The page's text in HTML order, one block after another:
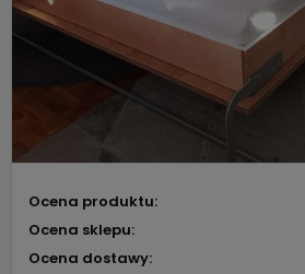
Ocena produktu:
Ocena sklepu:
Ocena dostawy: